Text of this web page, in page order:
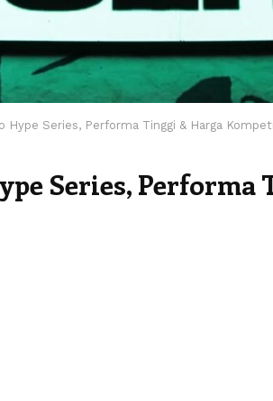
Hype Series, Performa Tinggi & Harga
Series, Performa